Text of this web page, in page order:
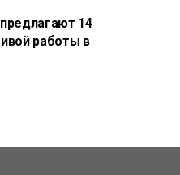
14
работы в